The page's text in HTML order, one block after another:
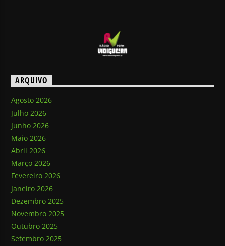
ARQUIVO
Agosto 2026
Julho 2026
Junho 2026
Maio 2026
Abril 2026
Março 2026
Fevereiro 2026
Janeiro 2026
Dezembro 2025
Novembro 2025
Outubro 2025
Setembro 2025